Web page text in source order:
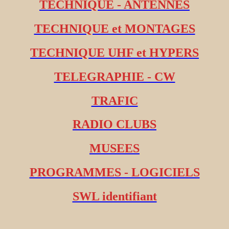
TECHNIQUE - ANTENNES
TECHNIQUE et MONTAGES
TECHNIQUE UHF et HYPERS
TELEGRAPHIE - CW
TRAFIC
RADIO CLUBS
MUSEES
PROGRAMMES - LOGICIELS
SWL identifiant